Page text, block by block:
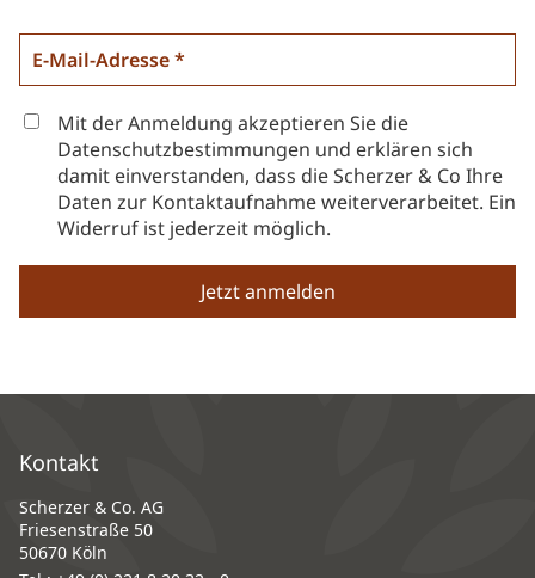
Mit der Anmeldung akzeptieren Sie die
Datenschutzbestimmungen und erklären sich
damit einverstanden, dass die Scherzer & Co Ihre
Daten zur Kontaktaufnahme weiterverarbeitet. Ein
Widerruf ist jederzeit möglich.
Kontakt
Scherzer & Co. AG
Friesenstraße 50
50670 Köln